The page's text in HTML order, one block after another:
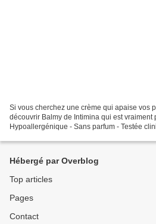
Si vous cherchez une crème qui apaise vos
découvrir Balmy de Intimina qui est vraiment
Hypoallergénique - Sans parfum - Testée
Hébergé par Overblog
Top articles
Pages
Contact